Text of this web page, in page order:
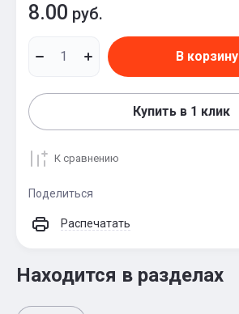
8.00 руб.
В корзину
Купить в 1 клик
К сравнению
Поделиться
Распечатать
Находится в разделах